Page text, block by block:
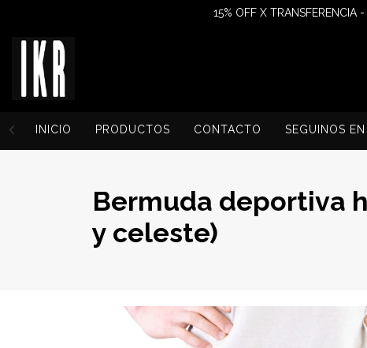
15% OFF X TRANSFERENCIA
INICIO PRODUCTOS CONTACTO SEGUINOS
Bermuda deportiva
y celeste)